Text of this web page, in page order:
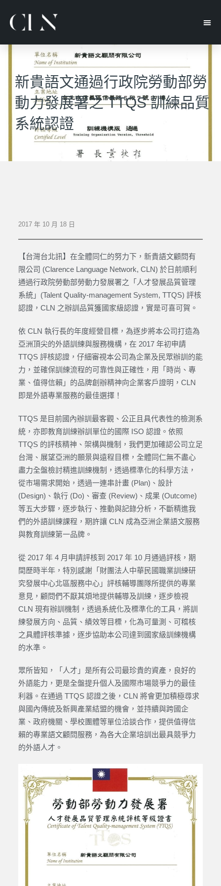
新貴語文通過行政院勞動部勞
動力發展署之 TTQS 訓練品質
系統認證
2017 年 10 月 18 日
【台灣台北訊】在全體同仁的努力下，新貴語文顧問有
限公司 (Clarence Language Network, CLN) 於日前順利
通過行政院勞動部勞動力發展署之「人才發展品質管理
系統」(Talent Quality-management System, TTQS) 評核
認證，CLN 之辦訓品質獲國家級認證，實是可喜可賀。
依 CLN 執行長的年度經營目標，為逐步將本公司打造為
亞洲頂尖的外語訓練與服務機構，在 2017 年初申請
TTQS 評核認證，仔細審視本公司為企業及民眾辦訓的能
力，並確保訓練流程的可靠性與正確性，用「時尚、專
業、值得信賴」的品牌創辦精神向企業客戶證明，CLN
即是外語專業服務的最佳選擇！
TTQS 是目前國內辦訓最客觀、公正且具代表性的檢測系
統，亦即教育訓練辦訓單位的國際 ISO 認證。依照
TTQS 的評核精神、架構與機制，我們更加確認公司立足
台灣、展望亞洲的願景與遠程目標，全體同仁無不盡心
盡力全盤檢討精進訓練機制，透過標準化的科學方法，
從市場需求開始，透過一連串計畫 (Plan)、設計
(Design)、執行 (Do)、審查 (Review)、成果 (Outcome)
等五大步驟，逐步執行、推動與記錄分析，不斷精進我
們的外語訓練課程，期許讓 CLN 成為亞洲企業語文服務
與教育訓練第一品牌。
從 2017 年 4 月申請評核到 2017 年 10 月通過評核，期
間歷時半年，特別感謝「財團法人中華民國職業訓練研
究發展中心北區服務中心」評核輔導團隊所提供的專業
意見，顧問們不厭其煩地提供輔導及訓練，逐步檢視
CLN 現有辦訓機制，透過系統化及標準化的工具，將訓
練發展方向、品質、績效等目標，化為可量測、可稽核
之具體評核準據，逐步協助本公司達到國家級訓練機構
的水準。
眾所皆知，「人才」是所有公司最珍貴的資產，良好的
外語能力，更是全盤提升個人及國際市場競爭力的最佳
利器。在通過 TTQS 認證之後，CLN 將會更加積極尋求
與國內傳統及新興產業結盟的機會，並持續與跨國企
業、政府機關、學校團體等單位洽談合作，提供值得信
賴的專業語文顧問服務，為各大企業培訓出最具競爭力
的外語人才。